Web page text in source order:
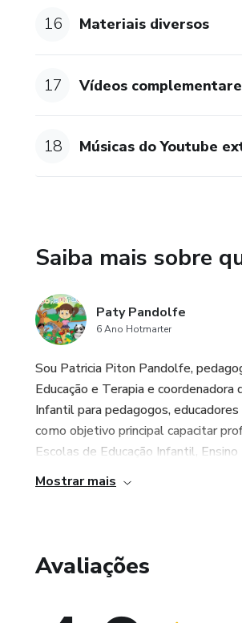
16 Materiais diversos
17 Vídeos
18 Músicas do Youtube
Saiba mais sobre
Paty Pandolfe
6 Ano Hotmarter
Sou Patricia Piton Pandolfe,
Educação e Terapia e
Infantil para pedagogos,
como objetivo principal capacitar
Escolas de Educação Infantil,
Mostrar mais
Avaliações